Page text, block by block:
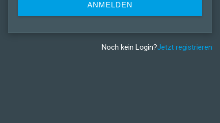
ANMELDEN
Noch kein Login?Jetzt registrieren